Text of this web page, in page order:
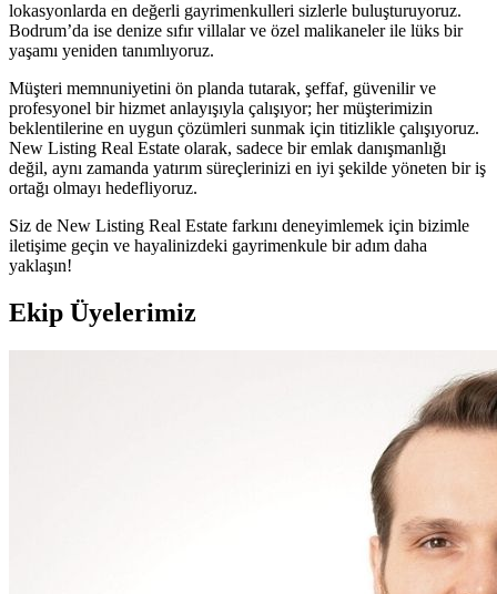
lokasyonlarda en değerli gayrimenkulleri sizlerle buluşturuyoruz.
Bodrum’da ise denize sıfır villalar ve özel malikaneler ile lüks bir
yaşamı yeniden tanımlıyoruz.
Müşteri memnuniyetini ön planda tutarak, şeffaf, güvenilir ve
profesyonel bir hizmet anlayışıyla çalışıyor; her müşterimizin
beklentilerine en uygun çözümleri sunmak için titizlikle çalışıyoruz.
New Listing Real Estate olarak, sadece bir emlak danışmanlığı
değil, aynı zamanda yatırım süreçlerinizi en iyi şekilde yöneten bir iş
ortağı olmayı hedefliyoruz.
Siz de New Listing Real Estate farkını deneyimlemek için bizimle
iletişime geçin ve hayalinizdeki gayrimenkule bir adım daha
yaklaşın!
Ekip Üyelerimiz